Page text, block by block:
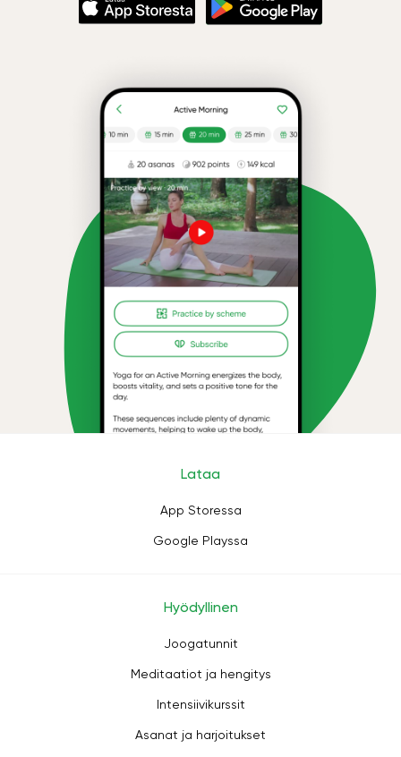
Lataa
App Storessa
Google Playssa
Hyödyllinen
Joogatunnit
Meditaatiot ja hengitys
Intensiivikurssit
Asanat ja harjoitukset